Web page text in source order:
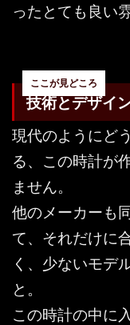
ったとても良い
技術とデザイ
現代のようにど
る、この時計が
ません。
他のメーカーも
て、それだけに
く、少ないモデ
と。
この時計の中に